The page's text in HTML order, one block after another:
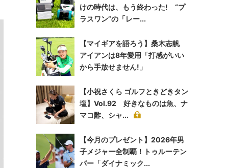
けの時代は、もう終わった! “プ
ラスワン”の「レー...
【マイギアを語ろう】桑木志帆
アイアンは8年愛用「打感がいい
から手放せません!」
【小祝さくら ゴルフときどきタン
塩】Vol.92 好きなものは魚、ナ
マコ酢、シャ...
【今月のプレゼント】2026年男
子メジャー全制覇！トゥルーテン
パー「ダイナミック...